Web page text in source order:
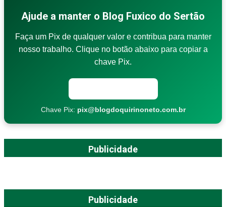
Ajude a manter o Blog Fuxico do Sertão
Faça um Pix de qualquer valor e contribua para manter
nosso trabalho. Clique no botão abaixo para copiar a
chave Pix.
Chave Pix: pix@blogdoquirinoneto.com.br
Publicidade
Publicidade